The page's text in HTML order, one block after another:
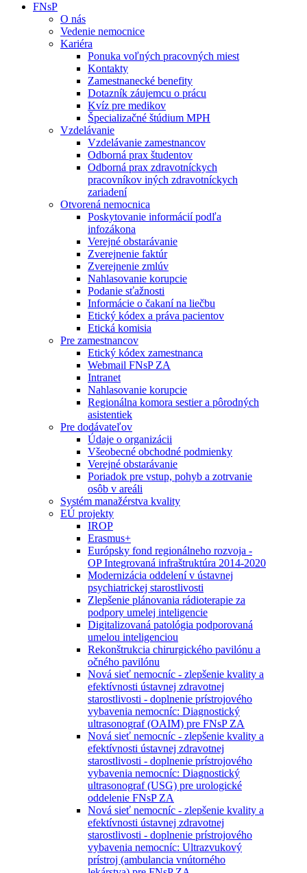
FNsP
O nás
Vedenie nemocnice
Kariéra
Ponuka voľných pracovných miest
Kontakty
Zamestnanecké benefity
Dotazník záujemcu o prácu
Kvíz pre medikov
Špecializačné štúdium MPH
Vzdelávanie
Vzdelávanie zamestnancov
Odborná prax študentov
Odborná prax zdravotníckych
pracovníkov iných zdravotníckych
zariadení
Otvorená nemocnica
Poskytovanie informácií podľa
infozákona
Verejné obstarávanie
Zverejnenie faktúr
Zverejnenie zmlúv
Nahlasovanie korupcie
Podanie sťažnosti
Informácie o čakaní na liečbu
Etický kódex a práva pacientov
Etická komisia
Pre zamestnancov
Etický kódex zamestnanca
Webmail FNsP ZA
Intranet
Nahlasovanie korupcie
Regionálna komora sestier a pôrodných
asistentiek
Pre dodávateľov
Údaje o organizácii
Všeobecné obchodné podmienky
Verejné obstarávanie
Poriadok pre vstup, pohyb a zotrvanie
osôb v areáli
Systém manažérstva kvality
EÚ projekty
IROP
Erasmus+
Európsky fond regionálneho rozvoja -
OP Integrovaná infraštruktúra 2014-2020
Modernizácia oddelení v ústavnej
psychiatrickej starostlivosti
Zlepšenie plánovania rádioterapie za
podpory umelej inteligencie
Digitalizovaná patológia podporovaná
umelou inteligenciou
Rekonštrukcia chirurgického pavilónu a
očného pavilónu
Nová sieť nemocníc - zlepšenie kvality a
efektívnosti ústavnej zdravotnej
starostlivosti - doplnenie prístrojového
vybavenia nemocníc: Diagnostický
ultrasonograf (OAIM) pre FNsP ZA
Nová sieť nemocníc - zlepšenie kvality a
efektívnosti ústavnej zdravotnej
starostlivosti - doplnenie prístrojového
vybavenia nemocníc: Diagnostický
ultrasonograf (USG) pre urologické
oddelenie FNsP ZA
Nová sieť nemocníc - zlepšenie kvality a
efektívnosti ústavnej zdravotnej
starostlivosti - doplnenie prístrojového
vybavenia nemocníc: Ultrazvukový
prístroj (ambulancia vnútorného